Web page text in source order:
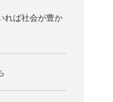
れば社会が豊か